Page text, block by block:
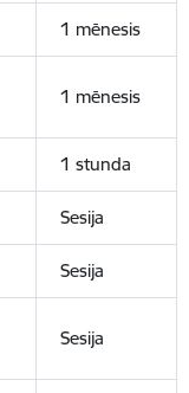
1 mēnesis
1 mēnesis
1 stunda
Sesija
Sesija
Sesija